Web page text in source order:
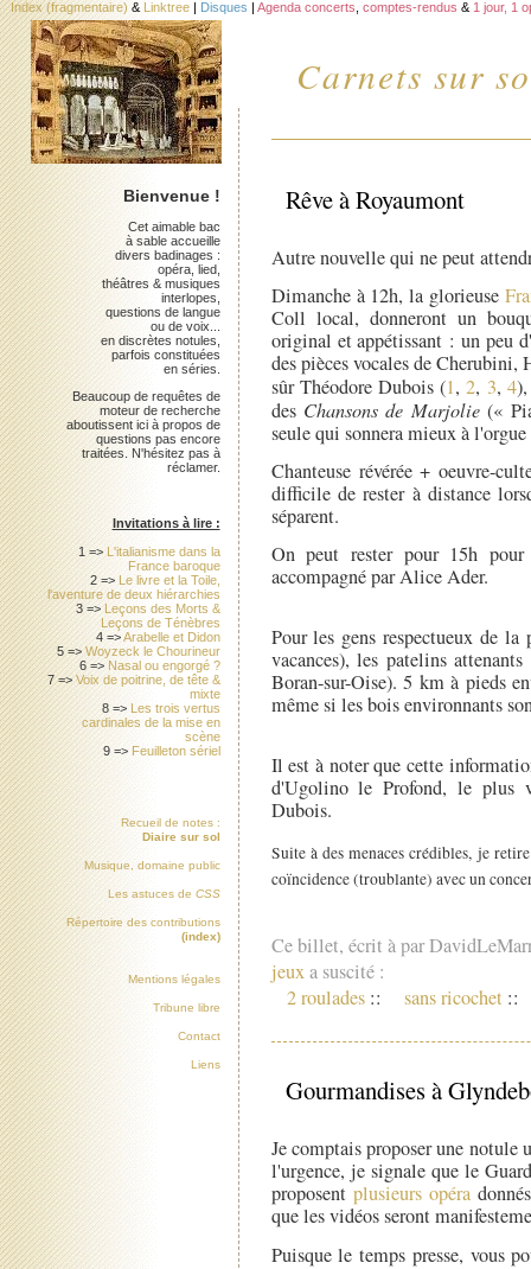
Carnets sur
Index (fragmentaire) & Linktree | Disques | Agenda concerts comptes-rendus & 1 jour, 1
Rêve à Royaumont
Autre nouvelle qui ne peut
Dimanche à 12h, la glorieuse
Coll local, donneront un
original et appétissant : un peu
des pièces vocales de
sûr Théodore Dubois (1,2, 3, 4
des Chansons de Marjolie(«
seule qui sonnera mieux à
Chanteuse révérée + oeuvre-
difficile de rester à distance
séparent.
On peut rester pour 15h
accompagné par Alice Ader.
Pour les gens respectueux de
vacances), les patelins
Boran-sur-Oise). 5 km à pieds
même si les bois environnants
Il est à noter que cette
d'Ugolino le Profond, le plus
Dubois.
Suite à des menaces crédibles, je
coïncidence (troublante) avec un
Ce billet, écrit à par
jeuxa suscité :
2 roulades :: sans ricochet ::
Gourmandises à
Je comptais proposer une
l'urgence, je signale que le
proposent plusieurs opéra
que les vidéos seront
Puisque le temps presse, vous
Bienvenue !
Cet aimable bac
à sable accueille
divers badinages :
opéra, lied,
théâtres & musiques
interlopes,
questions de langue
ou de voix...
en discrètes notules,
parfois constituées
en séries.
Beaucoup de requêtes de
moteur de recherche
aboutissent ici à propos de
questions pas encore
traitées. N'hésitez pas à
réclamer.
Invitations à lire :
1 => L'italianisme dans la
France baroque
2 => Le livre et la Toile,
l'aventure de deux hiérarchies
3 => Leçons des Morts &
Leçons de Ténèbres
4 =>Arabelle et Didon
5 =>Woyzeck le Chourineur
6 => Nasal ou engorgé ?
7 =>Voix de poitrine, de tête &
mixte
8 => Les trois vertus
cardinales de la mise en
scène
9 => Feuilleton sériel
Recueil de notes :
Diaire sur sol
Musique, domaine public
Les astuces de CSS
Répertoire des contributions
(index)
Mentions légales
Tribune libre
Contact
Liens